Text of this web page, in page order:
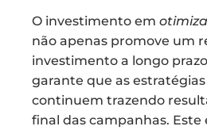
O investimento em
não apenas promove um
investimento a longo
garante que as
continuem trazendo
final das campanhas. Este